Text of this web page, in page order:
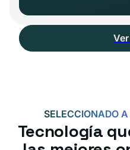
SELECCIONADO
Tecnología